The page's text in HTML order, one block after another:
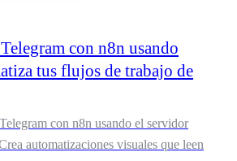
con n8n usando
tus flujos de trabajo de
con n8n usando el servidor
automatizaciones visuales que leen